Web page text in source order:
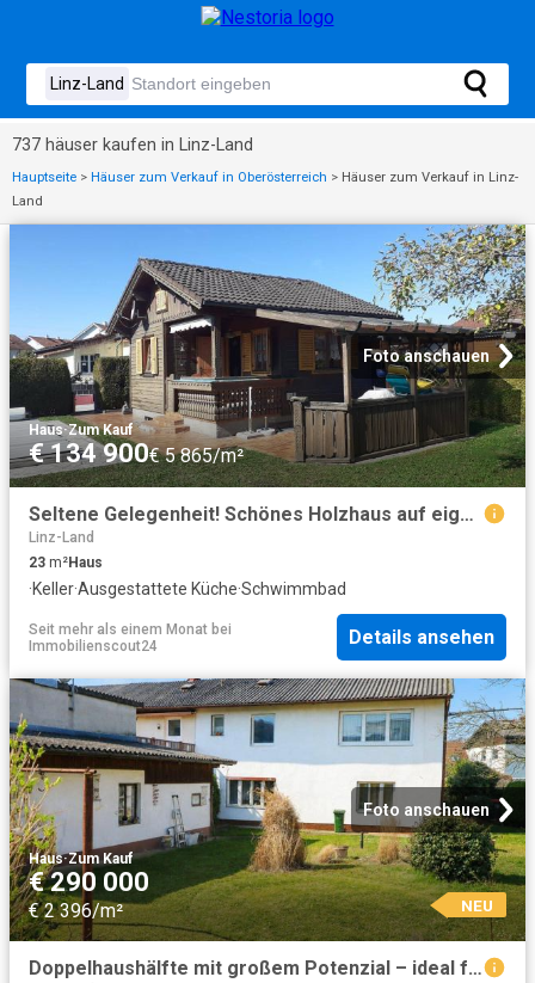
737 häuser kaufen in Linz-Land
Hauptseite > Häuser zum Verkauf in Oberösterreich > Häuser zum Verkauf in Linz-
Land
Foto anschauen
Haus·Zum Kauf
€ 134 900€ 5 865/m²
Seltene Gelegenheit! Schönes Holzhaus auf eigenem Gartengrundstück im Eigentum!
Linz-Land
23 m²Haus
·Keller·Ausgestattete Küche·Schwimmbad
Seit mehr als einem Monat bei
Immobilienscout24
Details ansehen
Foto anschauen
Haus·Zum Kauf
€ 290 000
€ 2 396/m² NEU
Doppelhaushälfte mit großem Potenzial – ideal für Handwerker!